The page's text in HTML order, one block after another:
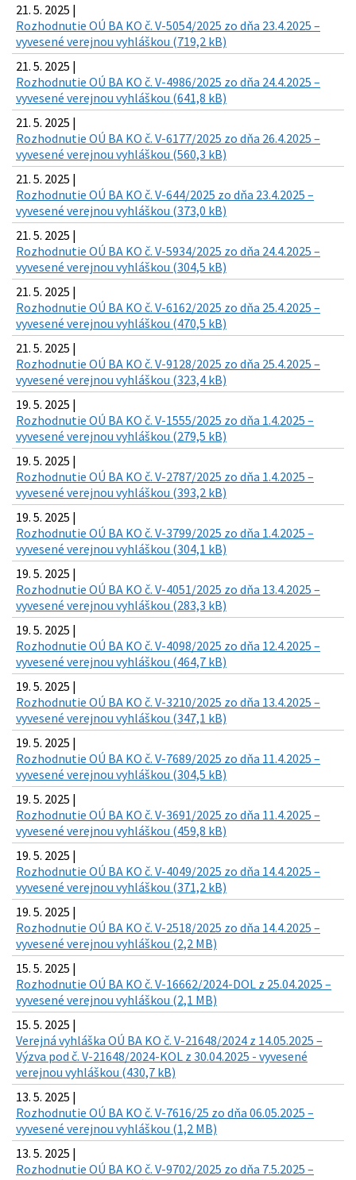
21. 5. 2025 |
Rozhodnutie OÚ BA KO č. V-5054/2025 zo dňa 23.4.2025 –
vyvesené verejnou vyhláškou (719,2 kB)
21. 5. 2025 |
Rozhodnutie OÚ BA KO č. V-4986/2025 zo dňa 24.4.2025 –
vyvesené verejnou vyhláškou (641,8 kB)
21. 5. 2025 |
Rozhodnutie OÚ BA KO č. V-6177/2025 zo dňa 26.4.2025 –
vyvesené verejnou vyhláškou (560,3 kB)
21. 5. 2025 |
Rozhodnutie OÚ BA KO č. V-644/2025 zo dňa 23.4.2025 –
vyvesené verejnou vyhláškou (373,0 kB)
21. 5. 2025 |
Rozhodnutie OÚ BA KO č. V-5934/2025 zo dňa 24.4.2025 –
vyvesené verejnou vyhláškou (304,5 kB)
21. 5. 2025 |
Rozhodnutie OÚ BA KO č. V-6162/2025 zo dňa 25.4.2025 –
vyvesené verejnou vyhláškou (470,5 kB)
21. 5. 2025 |
Rozhodnutie OÚ BA KO č. V-9128/2025 zo dňa 25.4.2025 –
vyvesené verejnou vyhláškou (323,4 kB)
19. 5. 2025 |
Rozhodnutie OÚ BA KO č. V-1555/2025 zo dňa 1.4.2025 –
vyvesené verejnou vyhláškou (279,5 kB)
19. 5. 2025 |
Rozhodnutie OÚ BA KO č. V-2787/2025 zo dňa 1.4.2025 –
vyvesené verejnou vyhláškou (393,2 kB)
19. 5. 2025 |
Rozhodnutie OÚ BA KO č. V-3799/2025 zo dňa 1.4.2025 –
vyvesené verejnou vyhláškou (304,1 kB)
19. 5. 2025 |
Rozhodnutie OÚ BA KO č. V-4051/2025 zo dňa 13.4.2025 –
vyvesené verejnou vyhláškou (283,3 kB)
19. 5. 2025 |
Rozhodnutie OÚ BA KO č. V-4098/2025 zo dňa 12.4.2025 –
vyvesené verejnou vyhláškou (464,7 kB)
19. 5. 2025 |
Rozhodnutie OÚ BA KO č. V-3210/2025 zo dňa 13.4.2025 –
vyvesené verejnou vyhláškou (347,1 kB)
19. 5. 2025 |
Rozhodnutie OÚ BA KO č. V-7689/2025 zo dňa 11.4.2025 –
vyvesené verejnou vyhláškou (304,5 kB)
19. 5. 2025 |
Rozhodnutie OÚ BA KO č. V-3691/2025 zo dňa 11.4.2025 –
vyvesené verejnou vyhláškou (459,8 kB)
19. 5. 2025 |
Rozhodnutie OÚ BA KO č. V-4049/2025 zo dňa 14.4.2025 –
vyvesené verejnou vyhláškou (371,2 kB)
19. 5. 2025 |
Rozhodnutie OÚ BA KO č. V-2518/2025 zo dňa 14.4.2025 –
vyvesené verejnou vyhláškou (2,2 MB)
15. 5. 2025 |
Rozhodnutie OÚ BA KO č. V-16662/2024-DOL z 25.04.2025 –
vyvesené verejnou vyhláškou (2,1 MB)
15. 5. 2025 |
Verejná vyhláška OÚ BA KO č. V-21648/2024 z 14.05.2025 –
Výzva pod č. V-21648/2024-KOL z 30.04.2025 - vyvesené
verejnou vyhláškou (430,7 kB)
13. 5. 2025 |
Rozhodnutie OÚ BA KO č. V-7616/25 zo dňa 06.05.2025 –
vyvesené verejnou vyhláškou (1,2 MB)
13. 5. 2025 |
Rozhodnutie OÚ BA KO č. V-9702/2025 zo dňa 7.5.2025 –